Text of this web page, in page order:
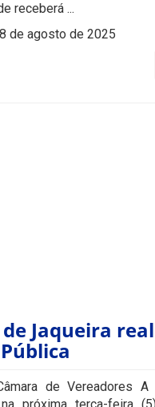
receberá ...
de agosto de 2025
Jaqueira
de Vereadores